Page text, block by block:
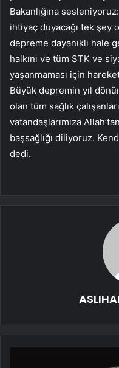
Bakanlığına
ihtiyaç duyacağı tek şey
depreme dayanıklı hale
halkını ve tüm STK ve
yaşanmaması için
Büyük depremin yıl
olan tüm sağlık
vatandaşlarımıza
başsağlığı diliyoruz.
dedi.